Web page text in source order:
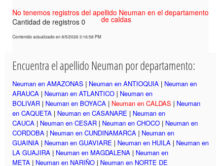
No tenemos registros del apellido Neuman en el departamento
de caldas
Cantidad de registros 0
Contenido actualizado en 8/5/2026 3:16:58 PM
Encuentra el apellido Neuman por departamento:
Neuman en AMAZONAS | Neuman en ANTIOQUIA | Neuman en
ARAUCA | Neuman en ATLANTICO | Neuman en
BOLIVAR | Neuman en BOYACA | Neuman en CALDAS | Neuman
en CAQUETA | Neuman en CASANARE | Neuman en
CAUCA | Neuman en CESAR | Neuman en CHOCO | Neuman en
CORDOBA | Neuman en CUNDINAMARCA | Neuman en
GUAINIA | Neuman en GUAVIARE | Neuman en HUILA | Neuman en
LA GUAJIRA | Neuman en MAGDALENA | Neuman en
META | Neuman en NARIÑO | Neuman en NORTE DE